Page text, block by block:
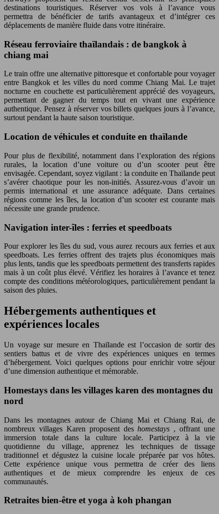
destinations touristiques. Réserver vos vols à l’avance vous
permettra de bénéficier de tarifs avantageux et d’intégrer ces
déplacements de manière fluide dans votre itinéraire.
Réseau ferroviaire thaïlandais : de bangkok à
chiang mai
Le train offre une alternative pittoresque et confortable pour voyager
entre Bangkok et les villes du nord comme Chiang Mai. Le trajet
nocturne en couchette est particulièrement apprécié des voyageurs,
permettant de gagner du temps tout en vivant une expérience
authentique. Pensez à réserver vos billets quelques jours à l’avance,
surtout pendant la haute saison touristique.
Location de véhicules et conduite en thaïlande
Pour plus de flexibilité, notamment dans l’exploration des régions
rurales, la location d’une voiture ou d’un scooter peut être
envisagée. Cependant, soyez vigilant : la conduite en Thaïlande peut
s’avérer chaotique pour les non-initiés. Assurez-vous d’avoir un
permis international et une assurance adéquate. Dans certaines
régions comme les îles, la location d’un scooter est courante mais
nécessite une grande prudence.
Navigation inter-îles : ferries et speedboats
Pour explorer les îles du sud, vous aurez recours aux ferries et aux
speedboats. Les ferries offrent des trajets plus économiques mais
plus lents, tandis que les speedboats permettent des transferts rapides
mais à un coût plus élevé. Vérifiez les horaires à l’avance et tenez
compte des conditions météorologiques, particulièrement pendant la
saison des pluies.
Hébergements authentiques et
expériences locales
Un voyage sur mesure en Thaïlande est l’occasion de sortir des
sentiers battus et de vivre des expériences uniques en termes
d’hébergement. Voici quelques options pour enrichir votre séjour
d’une dimension authentique et mémorable.
Homestays dans les villages karen des montagnes du
nord
Dans les montagnes autour de Chiang Mai et Chiang Rai, de
nombreux villages Karen proposent deshomestays , offrant une
immersion totale dans la culture locale. Participez à la vie
quotidienne du village, apprenez les techniques de tissage
traditionnel et dégustez la cuisine locale préparée par vos hôtes.
Cette expérience unique vous permettra de créer des liens
authentiques et de mieux comprendre les enjeux de ces
communautés.
Retraites bien-être et yoga à koh phangan